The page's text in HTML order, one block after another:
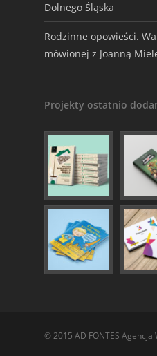
Dolnego Śląska
Rodzinne opowieści.
mówionej z Joanną
Projekty ostatnio
© 2015 AD FONTES Agencja